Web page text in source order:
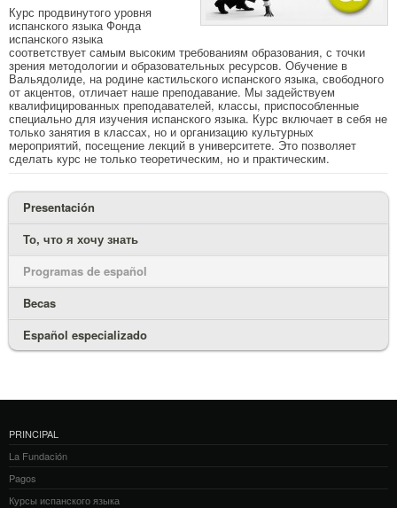
Курс продвинутого уровня
испанского языка Фонда
испанского языка
соответствует самым высоким требованиям образования, с точки
зрения методологии и образовательных ресурсов. Обучение в
Вальядолиде, на родине кастильского испанского языка, свободного
от акцентов, отличает наше преподавание. Мы задействуем
квалифицированных преподавателей, классы, приспособленные
специально для изучения испанского языка. Курс включает в себя не
только занятия в классах, но и организацию культурных
мероприятий, посещение лекций в университете. Это позволяет
сделать курс не только теоретическим, но и практическим.
Presentación
То, что я хочу знать
Programas de español
Becas
Español especializado
PRINCIPAL
La Fundación
Pagos
Курсы испанского языка